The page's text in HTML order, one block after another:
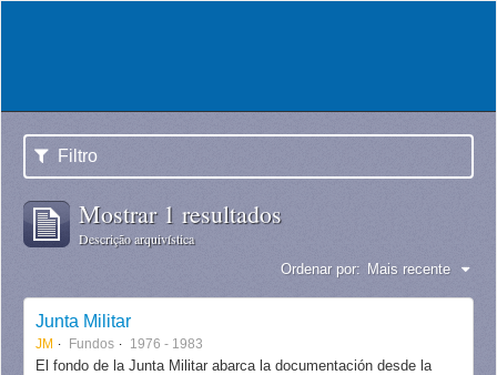
Filtro
Mostrar 1 resultados
Descrição arquivística
Ordenar por: Mais recente
Junta Militar
JM Fundos 1976 - 1983
El fondo de la Junta Militar abarca la documentación desde la